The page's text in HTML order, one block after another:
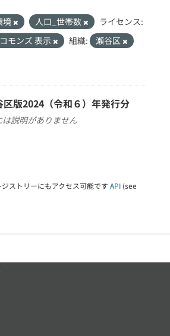
境 人口_世帯数
ライセンス:
モンズ 表示
組織:
瀬谷区
版2024（令和６）年発行分
説明がありません
ストリーにもアクセス可能です API (see